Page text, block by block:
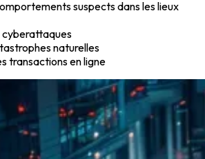
suspects dans les lieux
cyberattaques
naturelles
transactions en ligne